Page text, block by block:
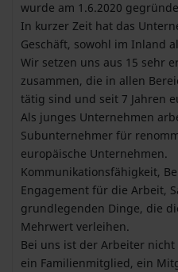
wurde am 1.6.2020
In kurzer Zeit hat das
Geschäft, sowohl im Inland
Wir setzen uns aus 15 sehr
zusammen, die in allen
tätig sind und seit 7 Jahren
Als junges Unternehmen
Subunternehmer für
europäische Unternehmen.
Kommunikationsfähigkeit,
Engagement für die Arbeit,
grundlegenden Dinge, die
Mehrwert verleihen.
Bei uns ist der Arbeiter
ein Familienmitglied, ein